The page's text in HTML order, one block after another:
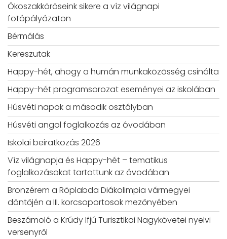
Ökoszakköröseink sikere a víz világnapi
fotópályázaton
Bérmálás
Kereszutak
Happy-hét, ahogy a humán munkaközösség csinálta
Happy-hét programsorozat eseményei az iskolában
Húsvéti napok a második osztályban
Húsvéti angol foglalkozás az óvodában
Iskolai beiratkozás 2026
Víz világnapja és Happy-hét – tematikus
foglalkozásokat tartottunk az óvodában
Bronzérem a Röplabda Diákolimpia vármegyei
döntőjén a III. korcsoportosok mezőnyében
Beszámoló a Krúdy Ifjú Turisztikai Nagykövetei nyelvi
versenyről